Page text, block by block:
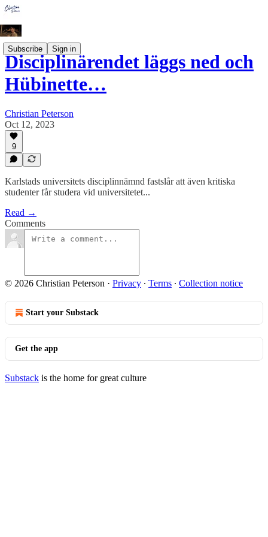
Subscribe Sign in
Disciplinärendet läggs ned och
Hübinette…
Christian Peterson
Oct 12, 2023
9
Karlstads universitets disciplinnämnd fastslår att även kritiska
studenter får studera vid universitetet...
Read →
Comments
© 2026 Christian Peterson · Privacy ∙ Terms ∙ Collection notice
Start your Substack
Get the app
Substack is the home for great culture